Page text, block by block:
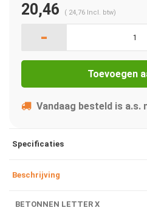
20,46 ( 24,76 Incl. btw)
-
Toevoegen
Vandaag besteld is a.s.
Specificaties
Beschrijving
BETONNEN LETTER X